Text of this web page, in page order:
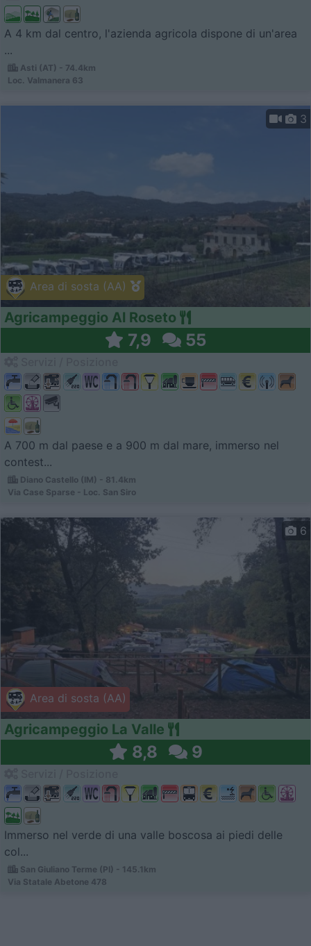
A 4 km dal centro, l'azienda agricola dispone di un'area
...
Asti (AT) - 74.4km
Loc. Valmanera 63
Area di sosta (AA)
3
Agricampeggio Al Roseto
7,9 55
A 700 m dal paese e a 900 m dal mare, immerso nel
contest...
Diano Castello (IM) - 81.4km
Via Case Sparse - Loc. San Siro
Area di sosta (AA)
6
Agricampeggio La Valle
8,8 9
Immerso nel verde di una valle boscosa ai piedi delle
col...
San Giuliano Terme (PI) - 145.1km
Via Statale Abetone 478